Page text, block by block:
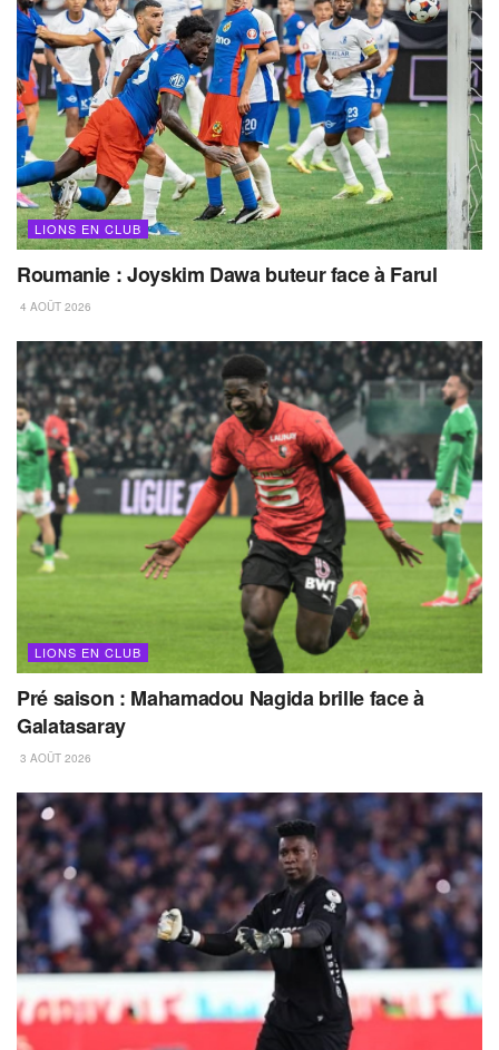
LIONS EN CLUB
Roumanie : Joyskim Dawa buteur face à Farul
4 AOÛT 2026
LIONS EN CLUB
Pré saison : Mahamadou Nagida brille face à
Galatasaray
3 AOÛT 2026